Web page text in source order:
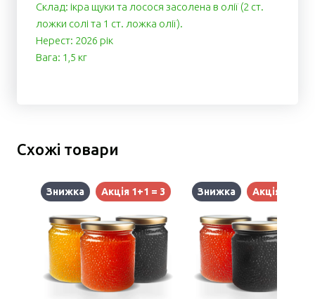
Cклад: ікра щуки та лосося засолена в олії (2 ст.
ложки солі та 1 ст. ложка олії).
Нерест: 2026 рік
Вага: 1,5 кг
Схожі товари
Знижка Акція 1+1 = 3 Знижка Акція 1+1 =